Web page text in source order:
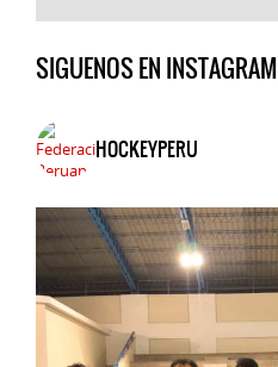
SIGUENOS EN INSTAGRAM
HOCKEYPERU